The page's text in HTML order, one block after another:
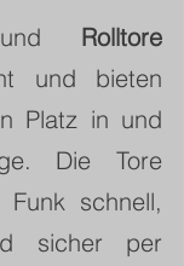
Rolltore
und bieten
Platz in und
Die Tore
schnell,
sicher per